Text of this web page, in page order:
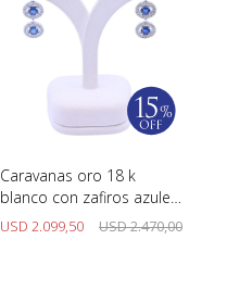
Caravanas oro 18 k
blanco con zafiros azules
oval y brillantes.
USD 2.099,50 USD2.470,00